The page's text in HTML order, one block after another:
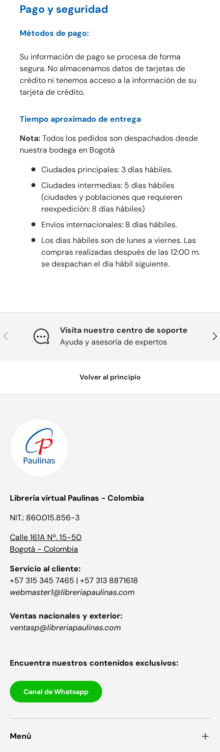
Pago y seguridad
Métodos de pago:
Su información de pago se procesa de forma
segura. No almacenamos datos de tarjetas de
crédito ni tenemos acceso a la información de su
tarjeta de crédito.
Tiempo aproximado de entrega
Nota:Todos los pedidos son despachados desde
nuestra bodega en Bogotá
Ciudades principales: 3 días hábiles.
Ciudades intermedias: 5 días hábiles
(ciudades y poblaciones que requieren
reexpedición: 8 días hábiles)
Envíos internacionales: 8 días hábiles.
Los días hábiles son de lunes a viernes. Las
compras realizadas después de las 12:00 m.
se despachan el día hábil siguiente.
Anterior
Visita nuestro centro de soporte
Ayuda y asesoría de expertos
Volver al principio
Librería virtual Paulinas - Colombia
NIT.: 860.015.856-3
Calle 161A Nº. 15-50
Bogotá - Colombia
Servicio al cliente:
+57 315 345 7465 | +57 313 8871618
webmaster1@libreriapaulinas.com
Ventas nacionales y exterior:
ventasp@libreriapaulinas.com
Encuentra nuestros contenidos exclusivos:
Canal de Whatsapp
Menú